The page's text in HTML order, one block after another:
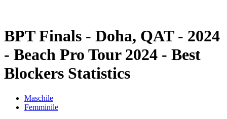
BPT Finals - Doha, QAT - 2024
- Beach Pro Tour 2024 - Best
Blockers Statistics
Maschile
Femminile